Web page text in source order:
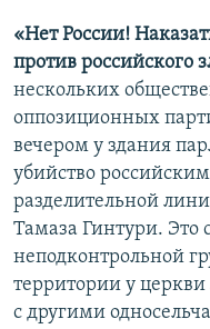
«Нет России!
против российского
нескольких
оппозиционных
вечером у здания
убийство
разделительной
Тамаза Гинтури. Это
неподконтрольной
территории у
с другими